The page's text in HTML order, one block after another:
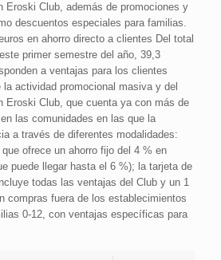
Eroski Club, además de promociones y
descuentos especiales para familias.
en ahorro directo a clientes Del total
primer semestre del año, 39,3
a ventajas para los clientes
actividad promocional masiva y del
Eroski Club, que cuenta ya con más de
las comunidades en las que la
a través de diferentes modalidades:
ofrece un ahorro fijo del 4 % en
puede llegar hasta el 6 %); la tarjeta de
todas las ventajas del Club y un 1
compras fuera de los establecimientos
0-12, con ventajas específicas para